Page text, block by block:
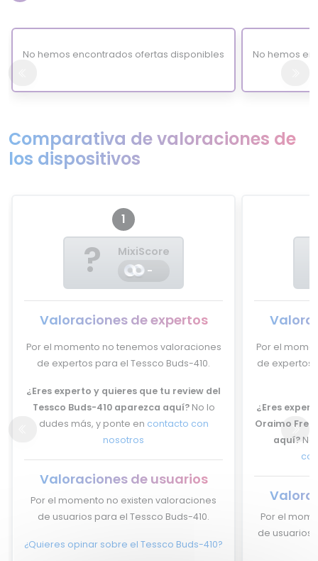
No hemos encontrados ofertas disponibles No hemos
Comparativa de valoraciones de
los dispositivos
1
?
MixiScore
-
Valoraciones de expertos
Por el momento no tenemos valoraciones
de expertos para el Tessco Buds-410.
¿Eres experto y quieres que tu review del
Tessco Buds-410 aparezca aquí?No lo
dudes más, y ponte en contacto con
nosotros
Valoraciones de usuarios
Por el momento no existen valoraciones
de usuarios para el Tessco Buds-410.
¿Quieres opinar sobre el Tessco Buds-410?
Por el
de expertos
¿Eres
Oraimo
aquí?
Por el
de usuarios